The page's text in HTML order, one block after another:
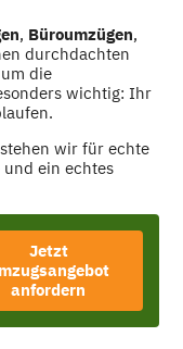
, Büroumzügen,
durchdachten
die
wichtig: Ihr
stehen wir für echte
ein echtes
Jetzt
anfordern